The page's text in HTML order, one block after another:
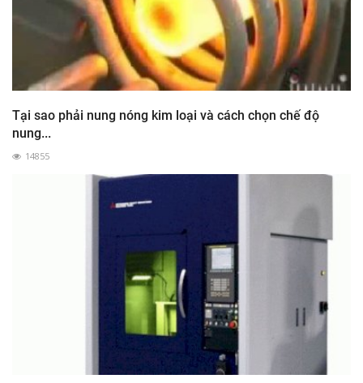
Tại sao phải nung nóng kim loại và cách chọn chế độ
nung...
14855